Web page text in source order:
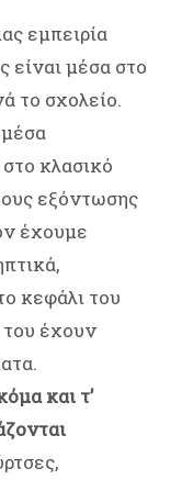
εμπειρία
είναι μέσα στο
το σχολείο.
κλασικό
εξόντωσης
έχουμε
κεφάλι του
του έχουν
και τ’